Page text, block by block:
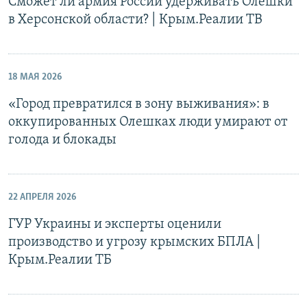
в Херсонской области? | Крым.Реалии ТВ
18 МАЯ 2026
«Город превратился в зону выживания»: в
оккупированных Олешках люди умирают от
голода и блокады
22 АПРЕЛЯ 2026
ГУР Украины и эксперты оценили
производство и угрозу крымских БПЛА |
Крым.Реалии ТБ